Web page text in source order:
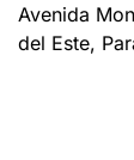
Avenida
del Este,